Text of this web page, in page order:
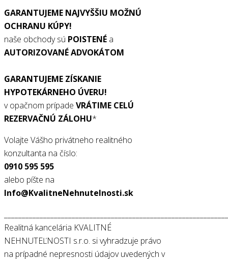
GARANTUJEME NAJVYŠŠIU MOŽNÚ
OCHRANU KÚPY!
naše obchody sú POISTENÉ a
AUTORIZOVANÉ ADVOKÁTOM
GARANTUJEME ZÍSKANIE
HYPOTEKÁRNEHO ÚVERU!
v opačnom prípade VRÁTIME CELÚ
REZERVAČNÚ ZÁLOHU*
Volajte Vášho privátneho realitného
konzultanta na číslo:
0910 595 595
alebo píšte na
Info@KvalitneNehnutelnosti.sk
Realitná kancelária KVALITNÉ
NEHNUTEĽNOSTI s.r.o. si vyhradzuje právo
na prípadné nepresnosti údajov uvedených v